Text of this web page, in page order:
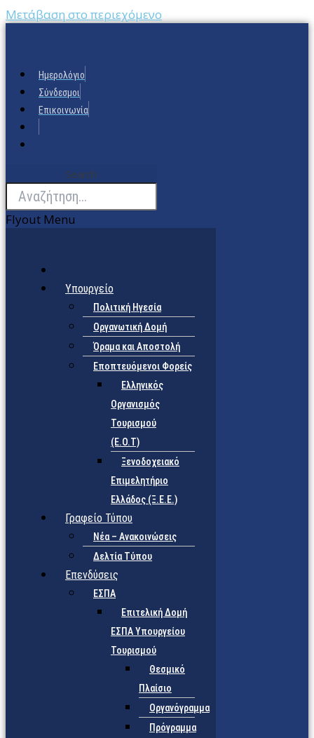
Μετάβαση στο περιεχόμενο
Ημερολόγιο
Σύνδεσμοι
Επικοινωνία
Search
Flyout Menu
Υπουργείο
Πολιτική Ηγεσία
Οργανωτική Δομή
Όραμα και Αποστολή
Εποπτευόμενοι Φορείς
Eλληνικός
Οργανισμός
Τουρισμού
(Ε.Ο.Τ)
Ξενοδοχειακό
Επιμελητήριο
Ελλάδος (Ξ.Ε.Ε.)
Γραφείο Τύπου
Νέα – Ανακοινώσεις
Δελτία Τύπου
Επενδύσεις
ΕΣΠΑ
Επιτελική Δομή
ΕΣΠΑ Υπουργείου
Τουρισμού
Θεσμικό
Πλαίσιο
Οργανόγραμμα
Πρόγραμμα